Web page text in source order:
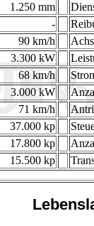
1.250 mm
-
90 km/h
3.300 kW
68 km/h
3.000 kW
71 km/h
37.000 kp
17.800 kp
15.500 kp